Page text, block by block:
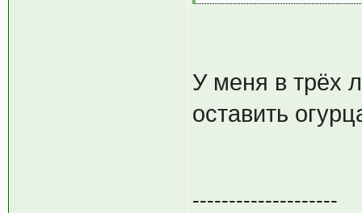
У меня в трёх
оставить
--------------------